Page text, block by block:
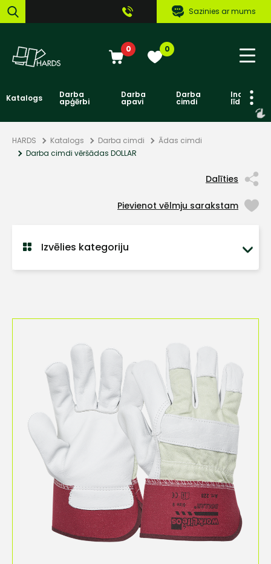
Sazinies ar mums
0 0
Katalogs Darba
apģērbi
Darba
apavi
Darba
cimdi līdzekļi
HARDS Katalogs Darba cimdi
Ādas cimdi
Darba cimdi vēršādas DOLLAR
Dalīties
Pievienot vēlmju sarakstam
Izvēlies kategoriju